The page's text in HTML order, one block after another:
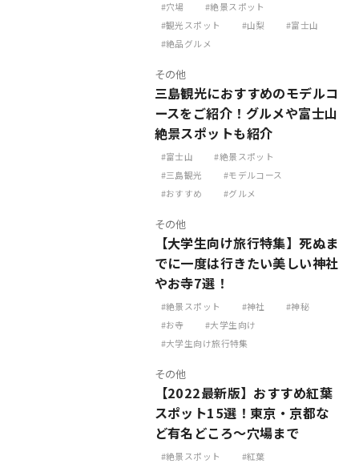
穴場
絶景スポット
観光スポット
山梨
富士山
絶品グルメ
その他
三島観光におすすめのモデルコ
ースをご紹介！グルメや富士山
絶景スポットも紹介
富士山
絶景スポット
三島観光
モデルコース
おすすめ
グルメ
その他
【大学生向け旅行特集】死ぬま
でに一度は行きたい美しい神社
やお寺7選！
絶景スポット 神社
神秘
お寺
大学生向け
大学生向け旅行特集
その他
【2022最新版】おすすめ紅葉
スポット15選！東京・京都な
ど有名どころ～穴場まで
絶景スポット
紅葉